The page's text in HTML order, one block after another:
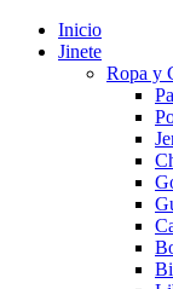
Inicio
Jinete
Ropa y